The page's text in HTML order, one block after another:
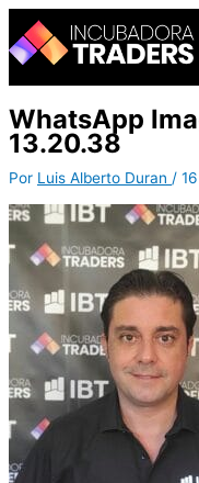
Ir
contenido
WhatsApp
13.20.38
Por Luis Alberto Duran /